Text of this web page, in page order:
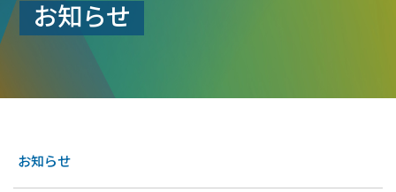
お知らせ
お知らせ